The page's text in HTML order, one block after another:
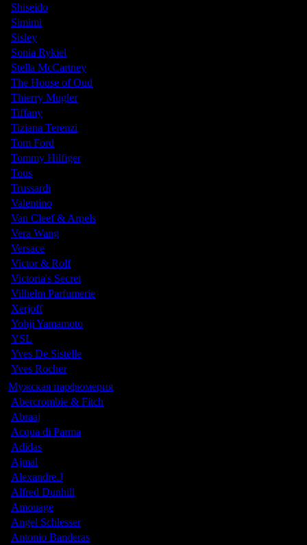
Shiseido
Simimi
Sisley
Sonia Rykiel
Stella McCartney
The House of Oud
Thierry Mugler
Tiffany
Tiziana Terenzi
Tom Ford
Tommy Hilfiger
Tous
Trussardi
Valentino
Van Cleef & Arpels
Vera Wang
Versace
Victor & Rolf
Victoria's Secret
Vilhelm Parfumerie
Xerjoff
Yohji Yamamoto
YSL
Yves De Sistelle
Yves Rocher
Мужская парфюмерия
Abercrombie & Fitch
Abraaj
Acqua di Parma
Adidas
Ajmal
Alexandre.J
Alfred Dunhill
Amouage
Angel Schlesser
Antonio Banderas